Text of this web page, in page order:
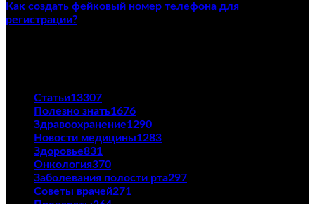
Как создать фейковый номер телефона для
регистрации?
Статьи13307
Полезно знать1676
Здравоохранение1290
Новости медицины1283
Здоровье831
Онкология370
Заболевания полости рта297
Советы врачей271